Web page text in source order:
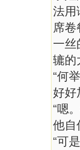
法用
席
一丝
辘的
“何
好好
“嗯
他自
“可